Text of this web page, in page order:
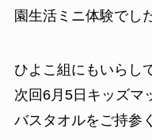
園生活ミニ体験でし
ひよこ組にもいらし
次回6月5日キッズマ
バスタオルをご持参